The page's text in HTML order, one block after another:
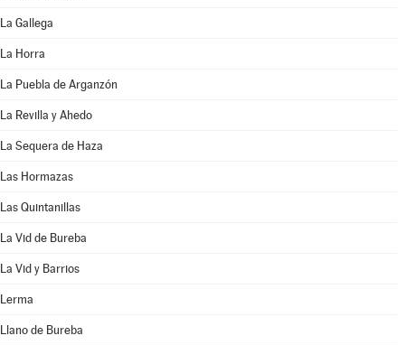
La Gallega
La Horra
La Puebla de Arganzón
La Revilla y Ahedo
La Sequera de Haza
Las Hormazas
Las Quintanillas
La Vid de Bureba
La Vid y Barrios
Lerma
Llano de Bureba